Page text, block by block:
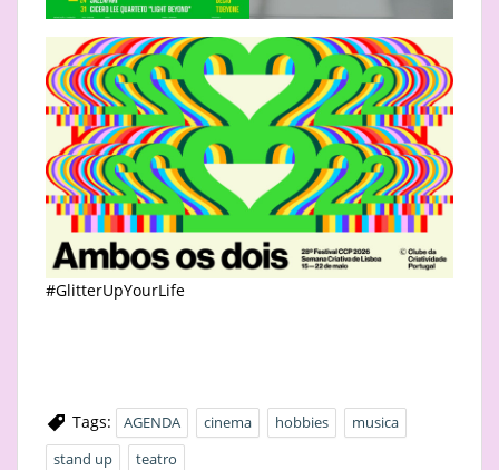
#GlitterUpYourLife
Tags: AGENDA cinema hobbies
musica
stand up
teatro